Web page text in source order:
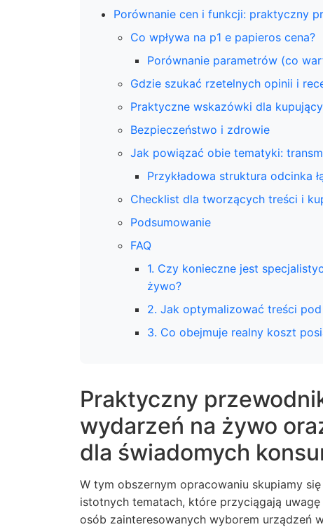
Porównanie cen i funkcji: praktyczny
Co wpływa na p1 e papieros cena?
Porównanie parametrów (co
Gdzie szukać rzetelnych opinii i
Praktyczne wskazówki dla
Bezpieczeństwo i zdrowie
Jak powiązać obie tematyki:
Przykładowa struktura odcinka
Checklist dla tworzących treści i
Podsumowanie
FAQ
1. Czy konieczne jest
żywo?
2. Jak optymalizować treści
3. Co obejmuje realny koszt
Praktyczny
wydarzeń na żywo
dla świadomych
W tym obszernym opracowaniu skupiamy
istotnych tematach, które przyciągają
osób zainteresowanych wyborem urządzeń